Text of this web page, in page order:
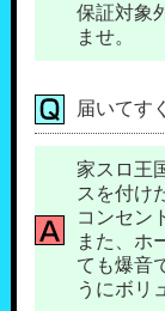
保証対象
ませ。
届いてす
家スロ王
スを付け
コンセン
また、ホ
ても爆音
うにボリ